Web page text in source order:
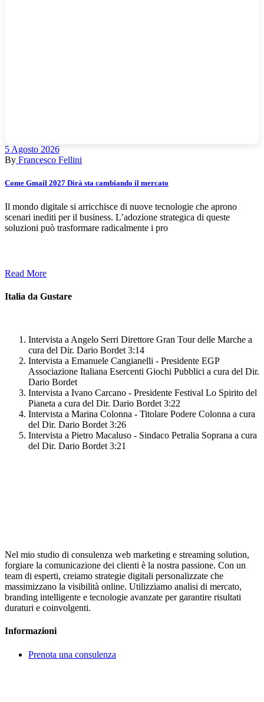
5 Agosto 2026
By Francesco Fellini
Come Gmail 2027 Dirà sta cambiando il mercato
Il mondo digitale si arricchisce di nuove tecnologie che aprono
scenari inediti per il business. L’adozione strategica di queste
soluzioni può trasformare radicalmente i pro
Read More
Italia da Gustare
Intervista a Angelo Serri Direttore Gran Tour delle Marche a
cura del Dir. Dario Bordet 3:14
Intervista a Emanuele Cangianelli - Presidente EGP
Associazione Italiana Esercenti Giochi Pubblici a cura del Dir.
Dario Bordet
Intervista a Ivano Carcano - Presidente Festival Lo Spirito del
Pianeta a cura del Dir. Dario Bordet 3:22
Intervista a Marina Colonna - Titolare Podere Colonna a cura
del Dir. Dario Bordet 3:26
Intervista a Pietro Macaluso - Sindaco Petralia Soprana a cura
del Dir. Dario Bordet 3:21
Nel mio studio di consulenza web marketing e streaming solution,
forgiare la comunicazione dei clienti è la nostra passione. Con un
team di esperti, creiamo strategie digitali personalizzate che
massimizzano la visibilità online. Utilizziamo analisi di mercato,
branding intelligente e tecnologie avanzate per garantire risultati
duraturi e coinvolgenti.
Informazioni
Prenota una consulenza